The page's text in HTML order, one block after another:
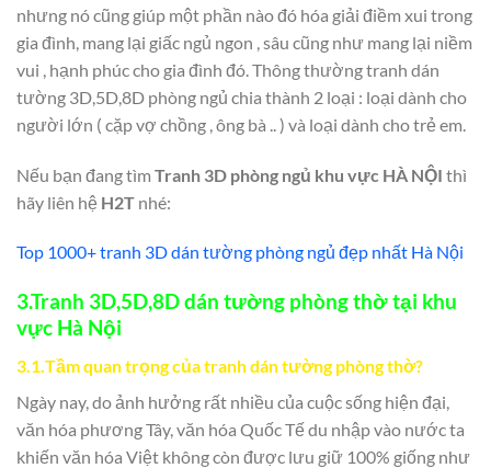
nhưng nó cũng giúp một phần nào đó hóa giải điềm xui trong
gia đình, mang lại giấc ngủ ngon , sâu cũng như mang lại niềm
vui , hạnh phúc cho gia đình đó. Thông thường tranh dán
tường 3D,5D,8D phòng ngủ chia thành 2 loại : loại dành cho
người lớn ( cặp vợ chồng , ông bà .. ) và loại dành cho trẻ em.
Nếu bạn đang tìm Tranh 3D phòng ngủ khu vực HÀ NỘI thì
hãy liên hệ H2T nhé:
Top 1000+ tranh 3D dán tường phòng ngủ đẹp nhất Hà Nội
3.Tranh 3D,5D,8D dán tường phòng thờtại khu
vực Hà Nội
3.1. Tầm quan trọng của tranh dán tường phòng thờ?
Ngày nay, do ảnh hưởng rất nhiều của cuộc sống hiện đại,
văn hóa phương Tây, văn hóa Quốc Tế du nhập vào nước ta
khiến văn hóa Việt không còn được lưu giữ 100% giống như